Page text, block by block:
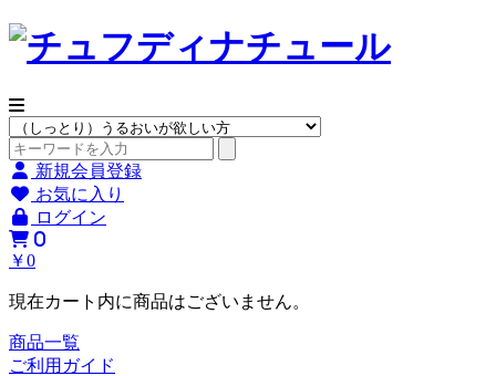
新規会員登録
お気に入り
ログイン
0
￥0
現在カート内に商品はございません。
商品一覧
ご利用ガイド